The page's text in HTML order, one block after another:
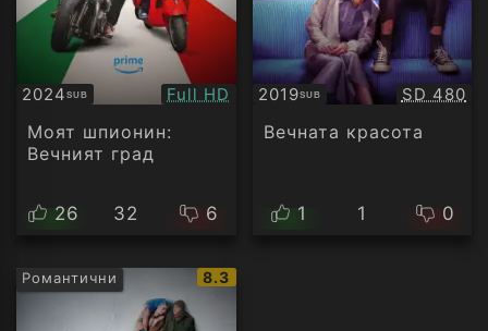
2024SUB
Субтитри Качество:
Full HD
Моят шпионин:
Вечният град
26 32 6
2019SUB
Субтитри SD 480
Вечната красота
1 1 0
Романтични
IMDb
8.3